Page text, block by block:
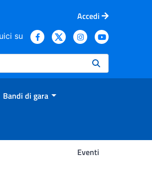
Accedi
su
Bandi di gara
Eventi